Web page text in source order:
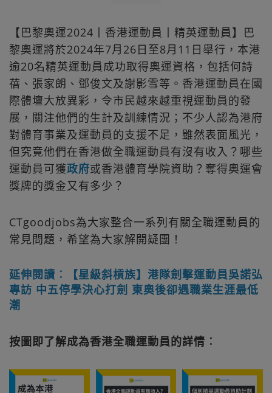
【巴黎奧運2024丨香港運動員丨精英運動員】巴
黎奧運將於2024年7月26日至8月11日舉行，本港
逾20名精英運動員成功取得奧運資格，包括何詩
蓓、張家朗、鄧俊文及謝影雪等。香港運動員在國
際體壇大放異彩，令市民越來越重視運動員的發
展，關注他們的生計及訓練情況；不少人認為港府
對體育事業及運動員的支援不足，雖然表面風光，
但究竟他們在香港做全職運動員有沒有收入？哪些
運動員可獲政府或香港體育學院資助？奪得奧運會
獎牌的獎金又有多少？
CTgoodjobs為大家整合一系列有關全職運動員的
常見問題，希望為大家解開疑團！
延伸閱讀︰【星級斜槓族】港隊劍擊運動員吳諾弘
專訪 中五停學決心打劍 東奧後卻遇職業生涯最低
潮
按圖即了解成為香港全職運動員的詳情︰